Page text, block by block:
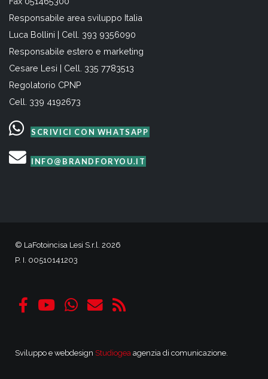
Responsabile area sviluppo Italia
Luca Bollini | Cell. 393 9356090
Responsabile estero e marketing
Cesare Lesi | Cell. 335 7783513
Regolatorio CPNP
Cell. 339 4192673
SCRIVICI CON WHATSAPP
INFO@BRANDFORYOU.IT
© LaFotoincisa Lesi S.r.l. 2026
P. I. 00510141203
Sviluppo e webdesign Studiogea agenzia di comunicazione.